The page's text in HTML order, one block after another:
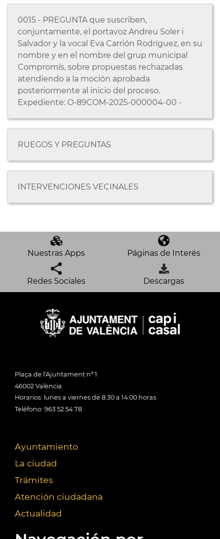
0015 - PREGUNTA que suscriben,
conjuntamente, el portavoz Andreu Soler i
Salvador y la vocal Eva Carrión Rodríguez, en su
nombre y en el nombre del grup municipal
Compromís, sobre propuestas rechazadas
atendiendo a la moción aprobada
posteriormente al inicio del proceso.
Expediente: O-89COM-2025-000004-00 -
RUEGOS Y PREGUNTAS
INTERVENCIONES VECINALES
Nuestras Apps Páginas de Interés
Redes Sociales Descargas
Plaça de l'Ajuntament nº 1
46002 València
Horarios: lunes a viernes de 8:30 a 14:00 horas
Teléfono: 963 52 54 78
Ayuntamiento
La ciudad
Trámites
Atención ciudadana
Actualidad